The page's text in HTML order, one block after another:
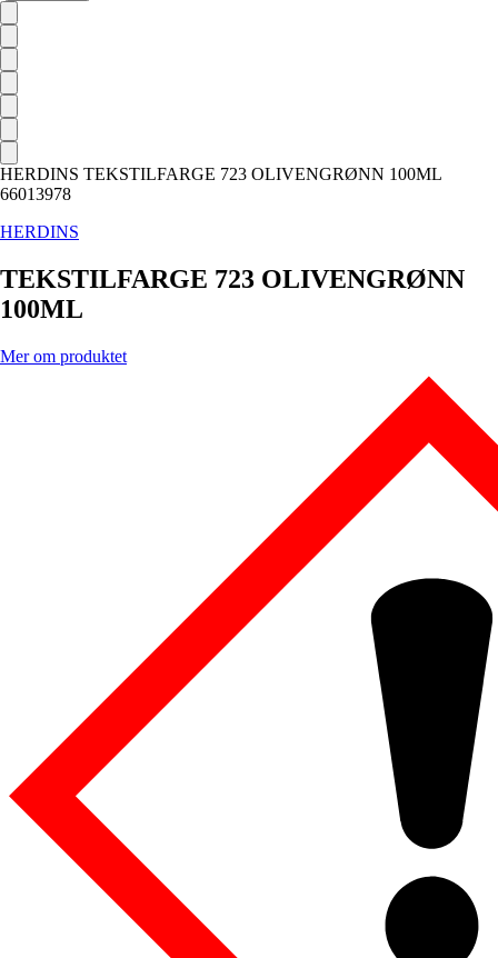
HERDINS TEKSTILFARGE 723 OLIVENGRØNN 100ML
66013978
HERDINS
TEKSTILFARGE 723 OLIVENGRØNN
100ML
Mer om produktet